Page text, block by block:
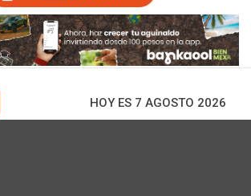
HOY ES 7 AGOSTO 2026